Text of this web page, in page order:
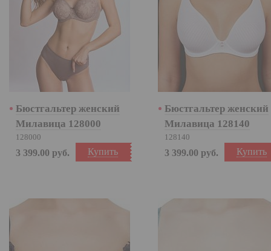
Бюстгальтер женский
Милавица 128000
128000
Купить
3 399.00 руб.
Бюстгальтер женский
Милавица 128140
128140
Купить
3 399.00 руб.